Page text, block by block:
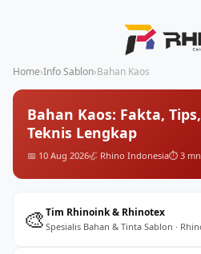
Home›Info Sablon›Bahan Kaos
Bahan Kaos: Fakta,
Teknis Lengkap
📅 10 Aug 2026🦏 Rhino Indonesia⏱️ 3
🎨Tim Rhinoink & Rhinotex
Spesialis Bahan & Tinta Sablon ·